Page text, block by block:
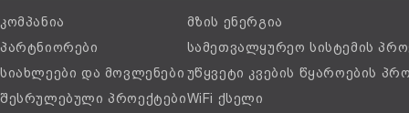
კომპანია
პარტნიორები
სიახლეები და მოვლენები
შესრულებული პროექტები
მზის ენერგია
სამეთვალყურეო სისტემის
უწყვეტი კვების წყაროების
WiFi ქსელი